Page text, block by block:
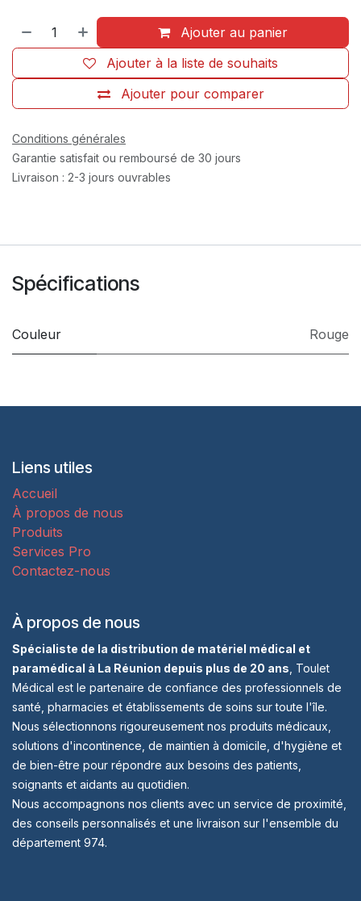
Ajouter au panier
Ajouter pour comparer
Ajouter à la liste de souhaits
Conditions générales
Garantie satisfait ou remboursé de 30 jours
Livraison : 2-3 jours ouvrables
Spécifications
Couleur Rouge
Liens utiles
Accueil
À propos de nous
Produits
Services Pro
Contactez-nous
À propos de nous
Spécialiste de la distribution de matériel médical et
paramédical à La Réunion depuis plus de 20 ans , Toulet
Médical est le partenaire de confiance des professionnels de
santé, pharmacies et établissements de soins sur toute l'île.
Nous sélectionnons rigoureusement nos produits médicaux,
solutions d'incontinence, de maintien à domicile, d'hygiène et
de bien-être pour répondre aux besoins des patients,
soignants et aidants au quotidien.
Nous accompagnons nos clients avec un service de proximité,
des conseils personnalisés et une livraison sur l'ensemble du
département 974.